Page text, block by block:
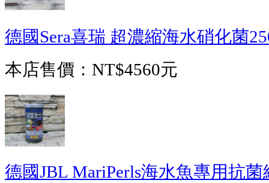
德國Sera喜瑞 超濃縮海水硝化菌
本店售價： NT$4560元
德國JBL MariPerls海水魚專用抗